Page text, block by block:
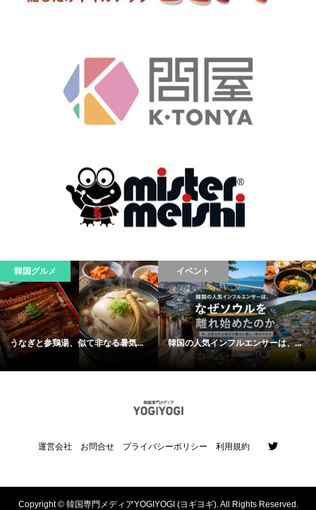
韓国グルメ
うなぎと参鶏湯、似て非なる暑気...
イベント
韓国の人気インフルエンサーは、...
運営会社 お問合せ プライバシーポリシー 利用規約
Copyright ©韓国専門メディアYOGIYOGI (ヨギヨギ). All Rights Reserved.